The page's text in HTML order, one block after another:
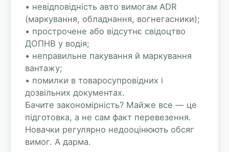
• невідповідність авто вимогам ADR
(маркування, обладнання, вогнегасники);
• прострочене або відсутнє свідоцтво
ДОПНВ у водія;
• неправильне пакування й маркування
вантажу;
• помилки в товаросупровідних і
дозвільних документах.
Бачите закономірність? Майже все — це
підготовка, а не сам факт перевезення.
Новачки регулярно недооцінюють обсяг
вимог. А дарма.